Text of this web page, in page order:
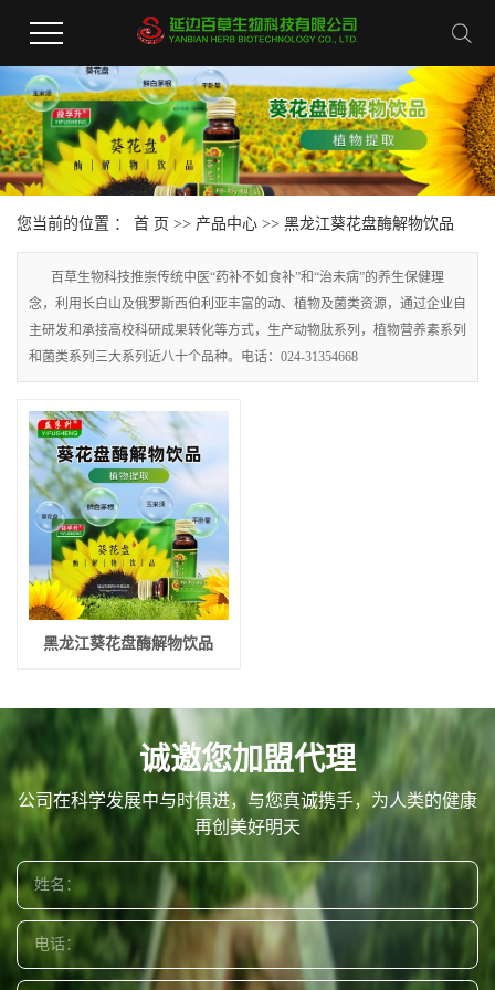
您当前的位置 ： 首 页 >> 产品中心 >> 黑龙江葵花盘酶解物饮品
百草生物科技推崇传统中医“药补不如食补”和“治未病”的养生保健理
念，利用长白山及俄罗斯西伯利亚丰富的动、植物及菌类资源，通过企业自
主研发和承接高校科研成果转化等方式，生产动物肽系列，植物营养素系列
和菌类系列三大系列近八十个品种。电话：024-31354668
黑龙江葵花盘酶解物饮品
诚邀您加盟代理
公司在科学发展中与时俱进，与您真诚携手，为人类的健康
再创美好明天